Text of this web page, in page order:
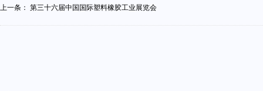
上一条： 第三十六届中国国际塑料橡胶工业展览会